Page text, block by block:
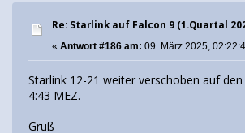
Re: Starlink auf Falcon 9 (1.Quartal
« Antwort #186 am: 09. März 2025,
Starlink 12-21 weiter verschoben auf den
4:43 MEZ.
Gruß